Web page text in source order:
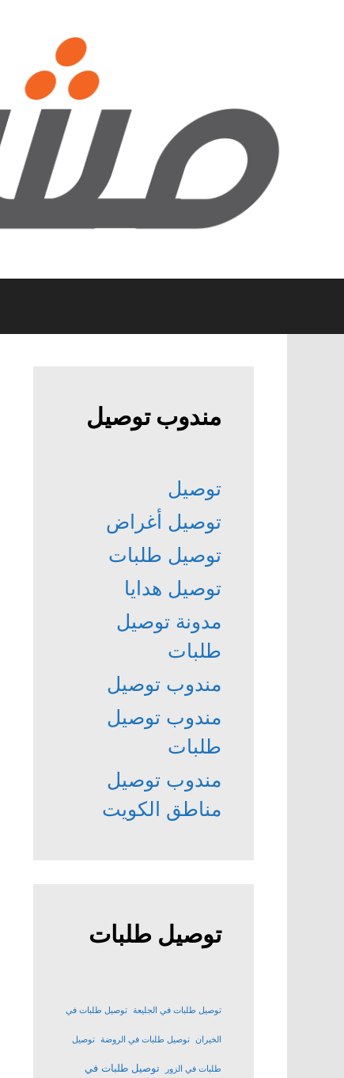
مندوب توصيل
توصيل
توصيل أغراض
توصيل طلبات
توصيل هدايا
مدونة توصيل
طلبات
مندوب توصيل
مندوب توصيل
طلبات
مندوب توصيل
مناطق الكويت
توصيل طلبات
توصيل طلبات في الجليعة توصيل طلبات في
الخيران توصيل طلبات في الروضة توصيل
طلبات في الزور توصيل طلبات في